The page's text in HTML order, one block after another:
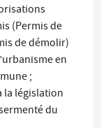
(Permis de
de démolir)
en
;
la législation
du